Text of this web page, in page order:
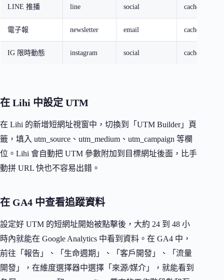
LINE 推播 line social
電子報 newsletter email
IG 限時動態 instagram social
在 Lihi 中設定 UTM
在 Lihi 的新增短網址視窗中，切換到「UTM Builder」頁
籤，填入 utm_source、utm_medium、utm_campaign 等欄
位。Lihi 會自動把 UTM 參數附加到目標網址後面，比手
動拼 URL 快也不容易出錯。
在 GA4 中查看追蹤資料
設定好 UTM 的短網址開始被點擊後，大約 24 到 48 小
時內就能在 Google Analytics 中看到資料。在 GA4 中，
前往「報告」、「生命週期」、「客戶開發」、「流量
開發」，在維度選擇器中選擇「來源/媒介」，就能看到